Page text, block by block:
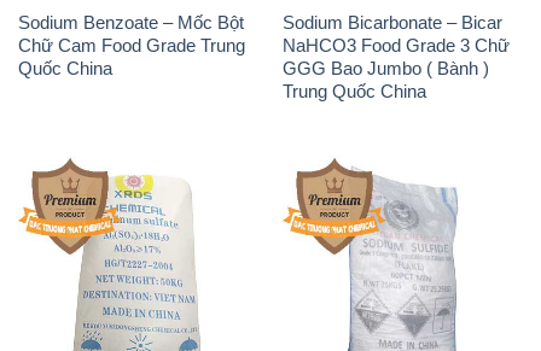
Sodium Benzoate – Mốc Bột
Chữ Cam Food Grade Trung
Quốc China
Sodium Bicarbonate – Bicar
NaHCO3 Food Grade 3 Chữ
GGG Bao Jumbo ( Bành )
Trung Quốc China